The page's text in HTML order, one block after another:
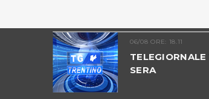
06/08 ORE: 18.11
SERA